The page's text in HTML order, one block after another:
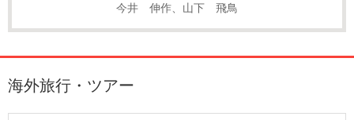
今井 伸作、山下 飛鳥
海外旅行・ツアー